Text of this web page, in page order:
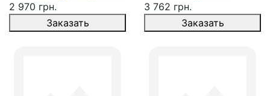
2 970 грн.
Заказать
3 762 грн.
Заказать